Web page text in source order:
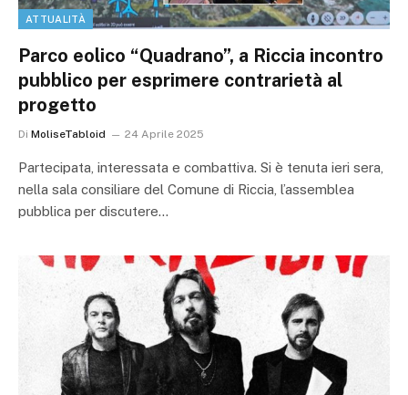
ATTUALITÀ
Parco eolico “Quadrano”, a Riccia incontro
pubblico per esprimere contrarietà al
progetto
Di MoliseTabloid 24 Aprile 2025
Partecipata, interessata e combattiva. Si è tenuta ieri sera,
nella sala consiliare del Comune di Riccia, l’assemblea
pubblica per discutere…